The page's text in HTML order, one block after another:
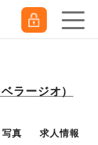
ラージオ）
写真 求人情報